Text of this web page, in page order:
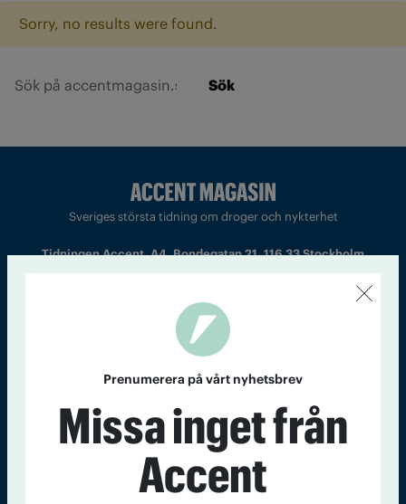
Sorry, no results were found.
Sök
Sveriges största tidning om droger och nykterhet
Tidningen Accent, A4, Bondegatan 21, 116 33 Stockholm
Chefredaktör och ansvarig utgivare: Barbro Janson Lundkvist,
barbro@a4.se.
Kontakt Om Tidningen Tidningsarkiv In English
Läs tidigare
Prenumerera på vårt nyhetsbrev
Missa inget från
Accent